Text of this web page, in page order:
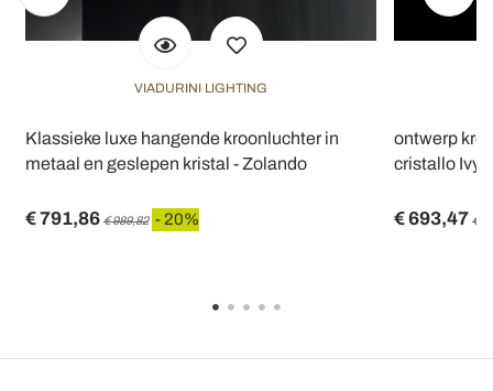
VIADURINI LIGHTING
Klassieke luxe hangende kroonluchter in
metaal en geslepen kristal - Zolando
€ 791,86 € 989,82 - 20%
ontwerp
cristallo Ivy,
€ 693,47 €